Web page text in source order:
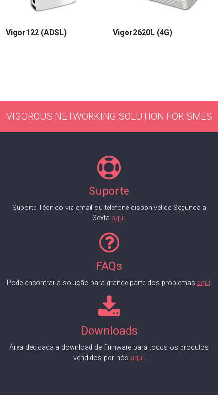
Vigor122 (ADSL) Vigor2620L (4G)
VIGOROUS NETWORKING SOLUTION FOR SMES
Suporte
Suporte Técnico via email ou telefone disponível de Segunda a
Sexta aqui.
FAQs
Pode encontrar a solução para grande parte dos problemas aqui.
Downloads
Área dedicada a download de firmware para todos os produtos
vendidos por nós aqui.